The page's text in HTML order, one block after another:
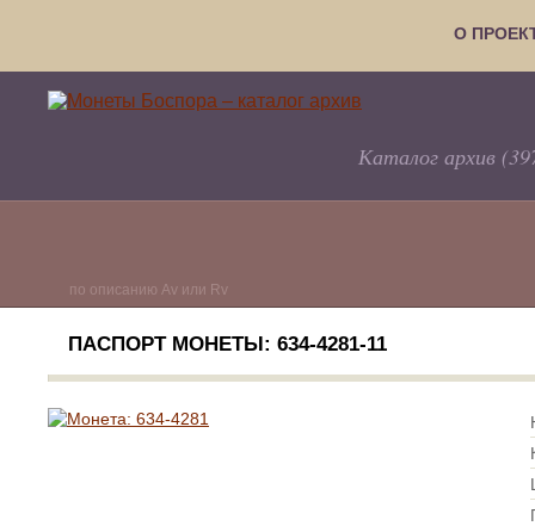
О
Каталог архив
по описанию Av или Rv
ПАСПОРТ МОНЕТЫ: 634-4281-11